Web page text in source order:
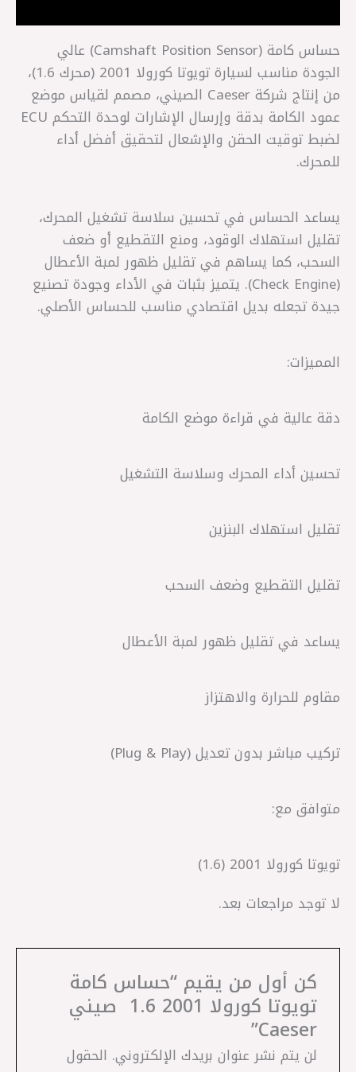
حساس كامة (Camshaft Position Sensor) عالي
الجودة مناسب لسيارة تويوتا كورولا 2001 (محرك 1.6)،
من إنتاج شركة Caeser الصيني، مصمم لقياس موضع
عمود الكامة بدقة وإرسال الإشارات لوحدة التحكم ECU
لضبط توقيت الحقن والإشعال لتحقيق أفضل أداء
للمحرك.
يساعد الحساس في تحسين سلاسة تشغيل المحرك،
تقليل استهلاك الوقود، ومنع التقطيع أو ضعف
السحب، كما يساهم في تقليل ظهور لمبة الأعطال
(Check Engine). يتميز بثبات في الأداء وجودة تصنيع
جيدة تجعله بديل اقتصادي مناسب للحساس الأصلي.
المميزات:
دقة عالية في قراءة موضع الكامة
تحسين أداء المحرك وسلاسة التشغيل
تقليل استهلاك البنزين
تقليل التقطيع وضعف السحب
يساعد في تقليل ظهور لمبة الأعطال
مقاوم للحرارة والاهتزاز
تركيب مباشر بدون تعديل (Plug & Play)
متوافق مع:
تويوتا كورولا 2001 (1.6)
لا توجد مراجعات بعد.
كن أول من يقيم “حساس كامة
تويوتا كورولا 2001 1.6 ‏ صيني
Caeser”
لن يتم نشر عنوان بريدك الإلكتروني. الحقول